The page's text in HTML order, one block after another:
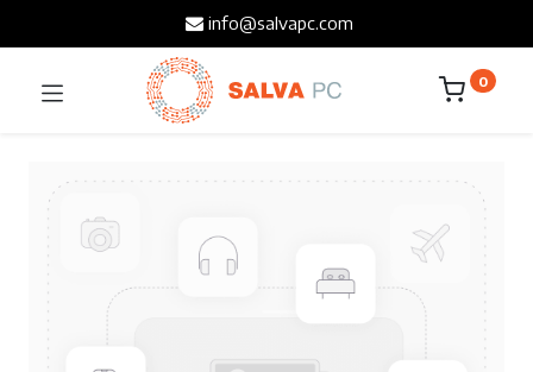
info@salvapc.com
0